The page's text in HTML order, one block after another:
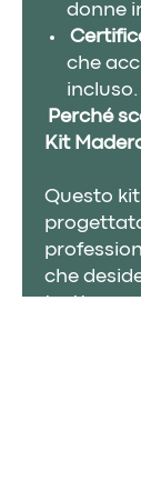
donne
che
incluso.
Perché
Kit
Questo
che